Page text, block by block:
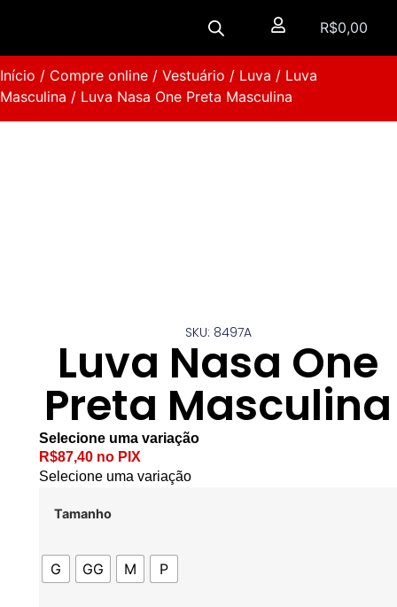
R$0,00
Início / Compre online / Vestuário / Luva / Luva
Masculina / Luva Nasa One Preta Masculina
SKU: 8497A
Luva Nasa One
Preta Masculina
Selecione uma variação
R$87,40 no PIX
Selecione uma variação
Tamanho
G GG M P